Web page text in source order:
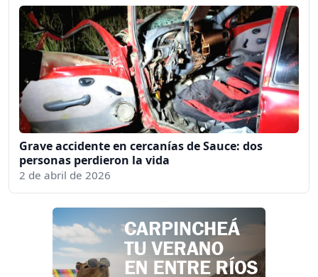
Grave accidente en cercanías de Sauce: dos
personas perdieron la vida
2 de abril de 2026